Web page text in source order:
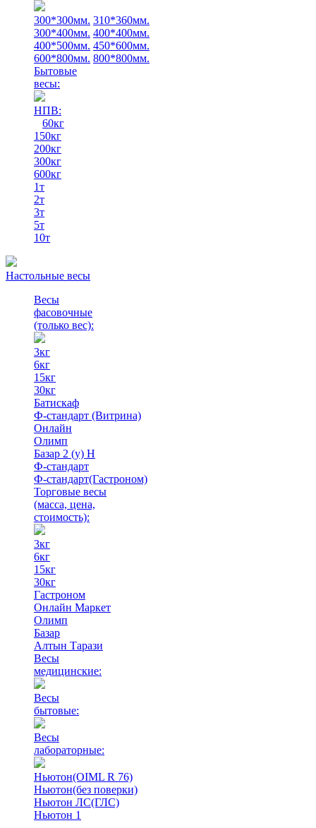
300*300мм. 310*360мм.
300*400мм. 400*400мм.
400*500мм. 450*600мм.
600*800мм. 800*800мм.
Бытовые
весы:
НПВ:
60кг
150кг
200кг
300кг
600кг
1т
2т
3т
5т
10т
Настольные весы
Весы
фасовочные
(только вес):
3кг
6кг
15кг
30кг
Батискаф
Ф-стандарт (Витрина)
Онлайн
Олимп
Базар 2 (у) Н
Ф-стандарт
Ф-стандарт(Гастроном)
Торговые весы
(масса, цена,
стоимость):
3кг
6кг
15кг
30кг
Гастроном
Онлайн Маркет
Олимп
Базар
Алтын Тарази
Весы
медицинские:
Весы
бытовые:
Весы
лабораторные:
Ньютон(OIML R 76)
Ньютон(без поверки)
Ньютон ЛС(ГЛС)
Ньютон 1